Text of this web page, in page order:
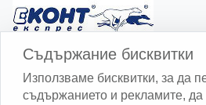
Изчисли доставката с Еконт
Съдържание бисквитки
Използваме бисквитки, за да
съдържанието и рекламите,